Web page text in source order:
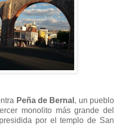
Peña de Bernal , un pueblo
monolito más grande del
por el templo de San